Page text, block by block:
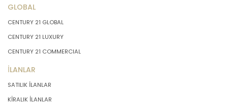
GLOBAL
CENTURY 21 GLOBAL
CENTURY 21 LUXURY
CENTURY 21 COMMERCIAL
İLANLAR
SATILIK İLANLAR
KİRALIK İLANLAR